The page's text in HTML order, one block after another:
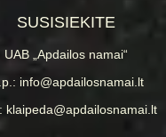
SUSISIEKITE
UAB „Apdailos namai“
info@apdailosnamai.lt
klaipeda@apdailosnamai.lt